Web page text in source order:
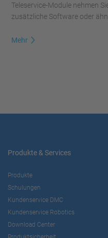
Teleservice-Module nehmen
zusätzliche Software oder
Mehr
Produkte & Services
Produkte
Schulungen
Kundenservice DMC
Kundenservice Robotics
Download Center